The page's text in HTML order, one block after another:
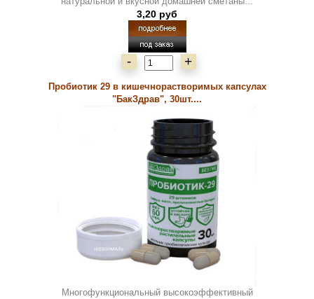
3,20 руб
- +
Пробиотик 29 в кишечнорастворимых капсулах
"БакЗдрав", 30шт....
Многофункциональный высокоэффективный